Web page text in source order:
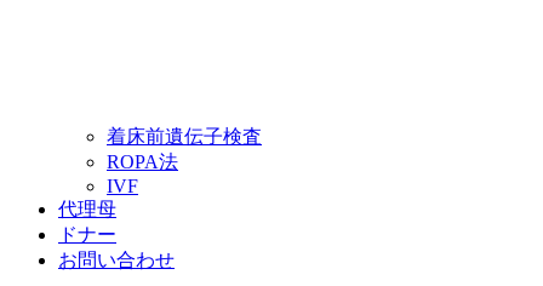
着床前遺伝子検査
ROPA法
IVF
代理母
ドナー
お問い合わせ